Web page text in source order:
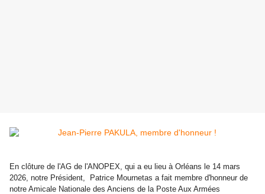
En clôture de l'AG de l'ANOPEX, qui a eu lieu à Orléans le 14 mars
2026, notre Président, Patrice Mournetas a fait membre d'honneur de
notre Amicale Nationale des Anciens de la Poste Aux Armées